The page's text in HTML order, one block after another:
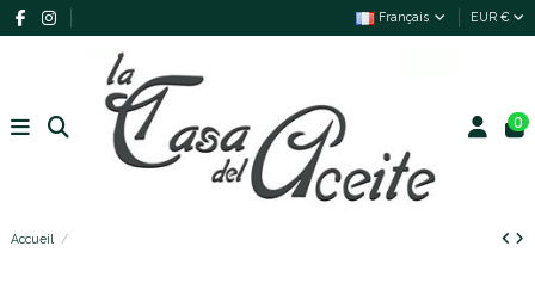
Français EUR €
0
Accueil